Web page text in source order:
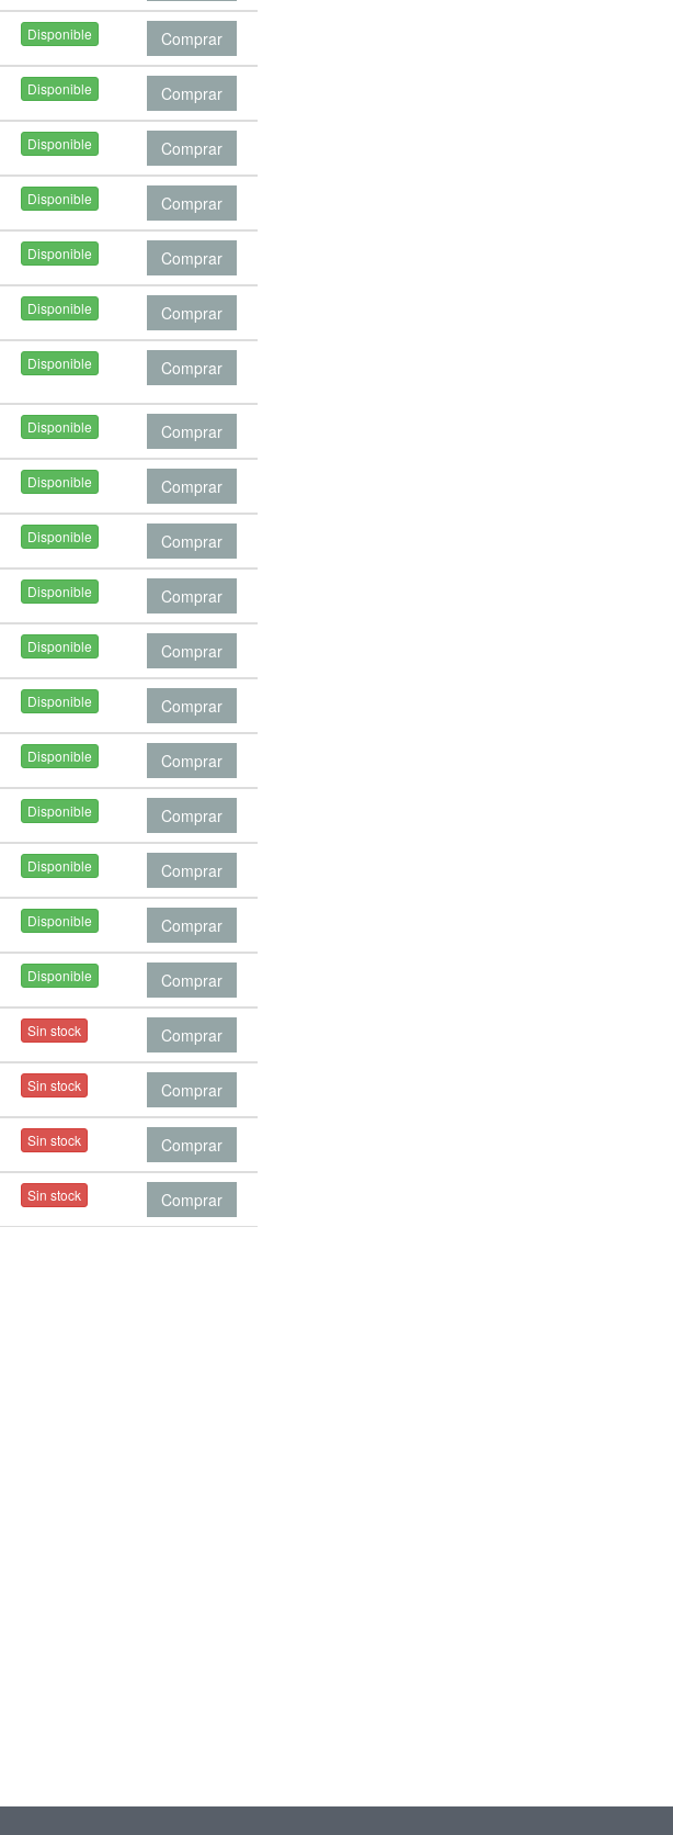
Disponible Comprar
Disponible Comprar
Disponible Comprar
Disponible Comprar
Disponible Comprar
Disponible Comprar
Disponible Comprar
Disponible Comprar
Disponible Comprar
Disponible Comprar
Disponible Comprar
Disponible Comprar
Disponible Comprar
Disponible Comprar
Disponible Comprar
Disponible Comprar
Disponible Comprar
Disponible Comprar
Sin stock Comprar
Sin stock Comprar
Sin stock Comprar
Sin stock Comprar